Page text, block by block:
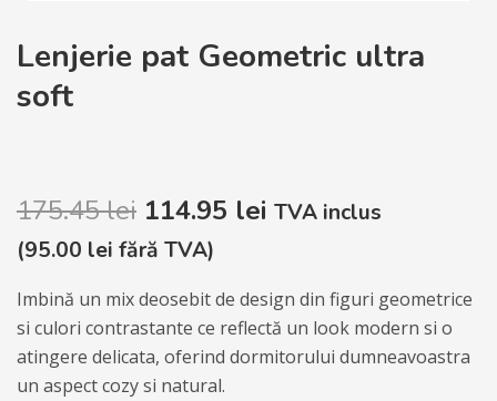
Lenjerie pat Geometric ultra
soft
175.45lei 114.95 lei TVA inclus
(95.00 lei fără TVA)
Imbină un mix deosebit de design din figuri geometrice
si culori contrastante ce reflectă un look modern si o
atingere delicata, oferind dormitorului dumneavoastra
un aspect cozy si natural.